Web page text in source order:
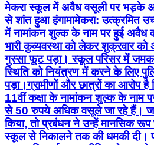
मेकरा स्कूल में अवैध वसूली पर भड़के
से शांत हुआ हंगामा ​मेकरा: उत्क्रमित
में नामांकन शुल्क के नाम पर हुई अवैध
भारी कुव्यवस्था को लेकर शुक्रवार को
गुस्सा फूट पड़ा। स्कूल परिसर में
स्थिति को नियंत्रण में करने के लिए
पड़ा। ​ग्रामीणों और छात्रों का आरोप है
11वीं कक्षा के नामांकन शुल्क के नाम पर
से 50 रुपये अधिक वसूले जा रहे हैं। जब
किया, तो प्रबंधन ने उन्हें मानसिक
स्कूल से निकालने तक की धमकी दी।